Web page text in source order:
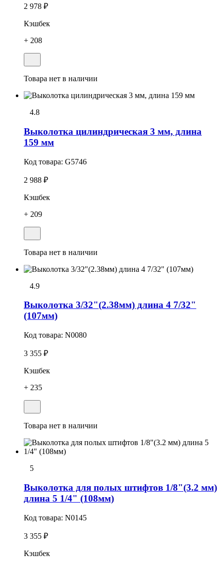
2 978 ₽
Кэшбек
+ 208
Товара нет в наличии
4.8
Выколотка цилиндрическая 3 мм, длина
159 мм
Код товара: G5746
2 988 ₽
Кэшбек
+ 209
Товара нет в наличии
4.9
Выколотка 3/32"(2.38мм) длина 4 7/32"
(107мм)
Код товара: N0080
3 355 ₽
Кэшбек
+ 235
Товара нет в наличии
5
Выколотка для полых штифтов 1/8"(3.2 мм)
длина 5 1/4" (108мм)
Код товара: N0145
3 355 ₽
Кэшбек